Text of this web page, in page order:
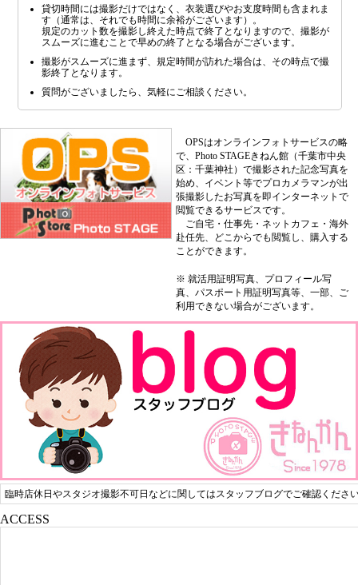
貸切時間には撮影だけではなく、衣装選びやお支度時間も含まれま
す（通常は、それでも時間に余裕がございます）。
規定のカット数を撮影し終えた時点で終了となりますので、撮影が
スムーズに進むことで早めの終了となる場合がございます。
撮影がスムーズに進まず、規定時間が訪れた場合は、その時点で撮
影終了となります。
質問がございましたら、気軽にご相談ください。
OPSはオンラインフォトサービスの略
で、Photo STAGEきねん館（千葉市中央
区：千葉神社）で撮影された記念写真を
始め、イベント等でプロカメラマンが出
張撮影したお写真を即インターネットで
閲覧できるサービスです。
ご自宅・仕事先・ネットカフェ・海外
赴任先、どこからでも閲覧し、購入する
ことができます。
※ 就活用証明写真、プロフィール写
真、パスポート用証明写真等、一部、ご
利用できない場合がございます。
臨時店休日やスタジオ撮影不可日などに関してはスタッフブログでご確認くださ
ACCESS